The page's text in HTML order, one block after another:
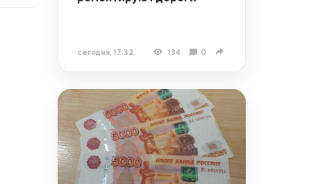
сегодня, 17:32 134 0